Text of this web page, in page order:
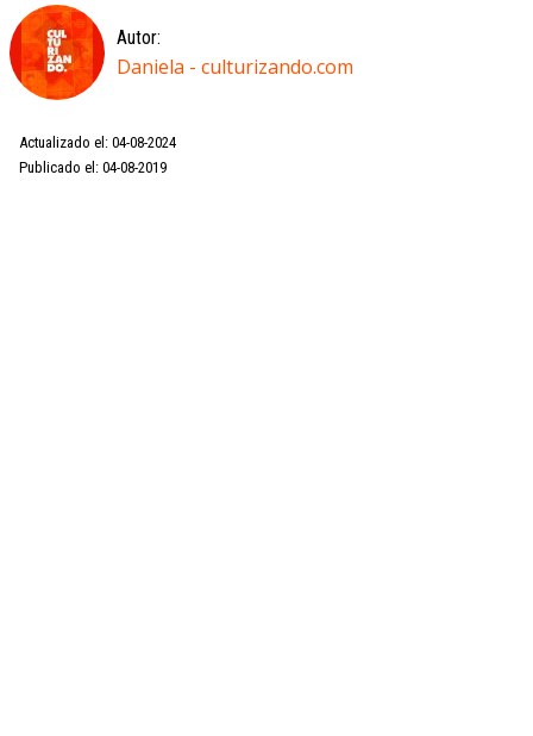
Autor:
Daniela - culturizando.com
Actualizado el: 04-08-2024
Publicado el: 04-08-2019